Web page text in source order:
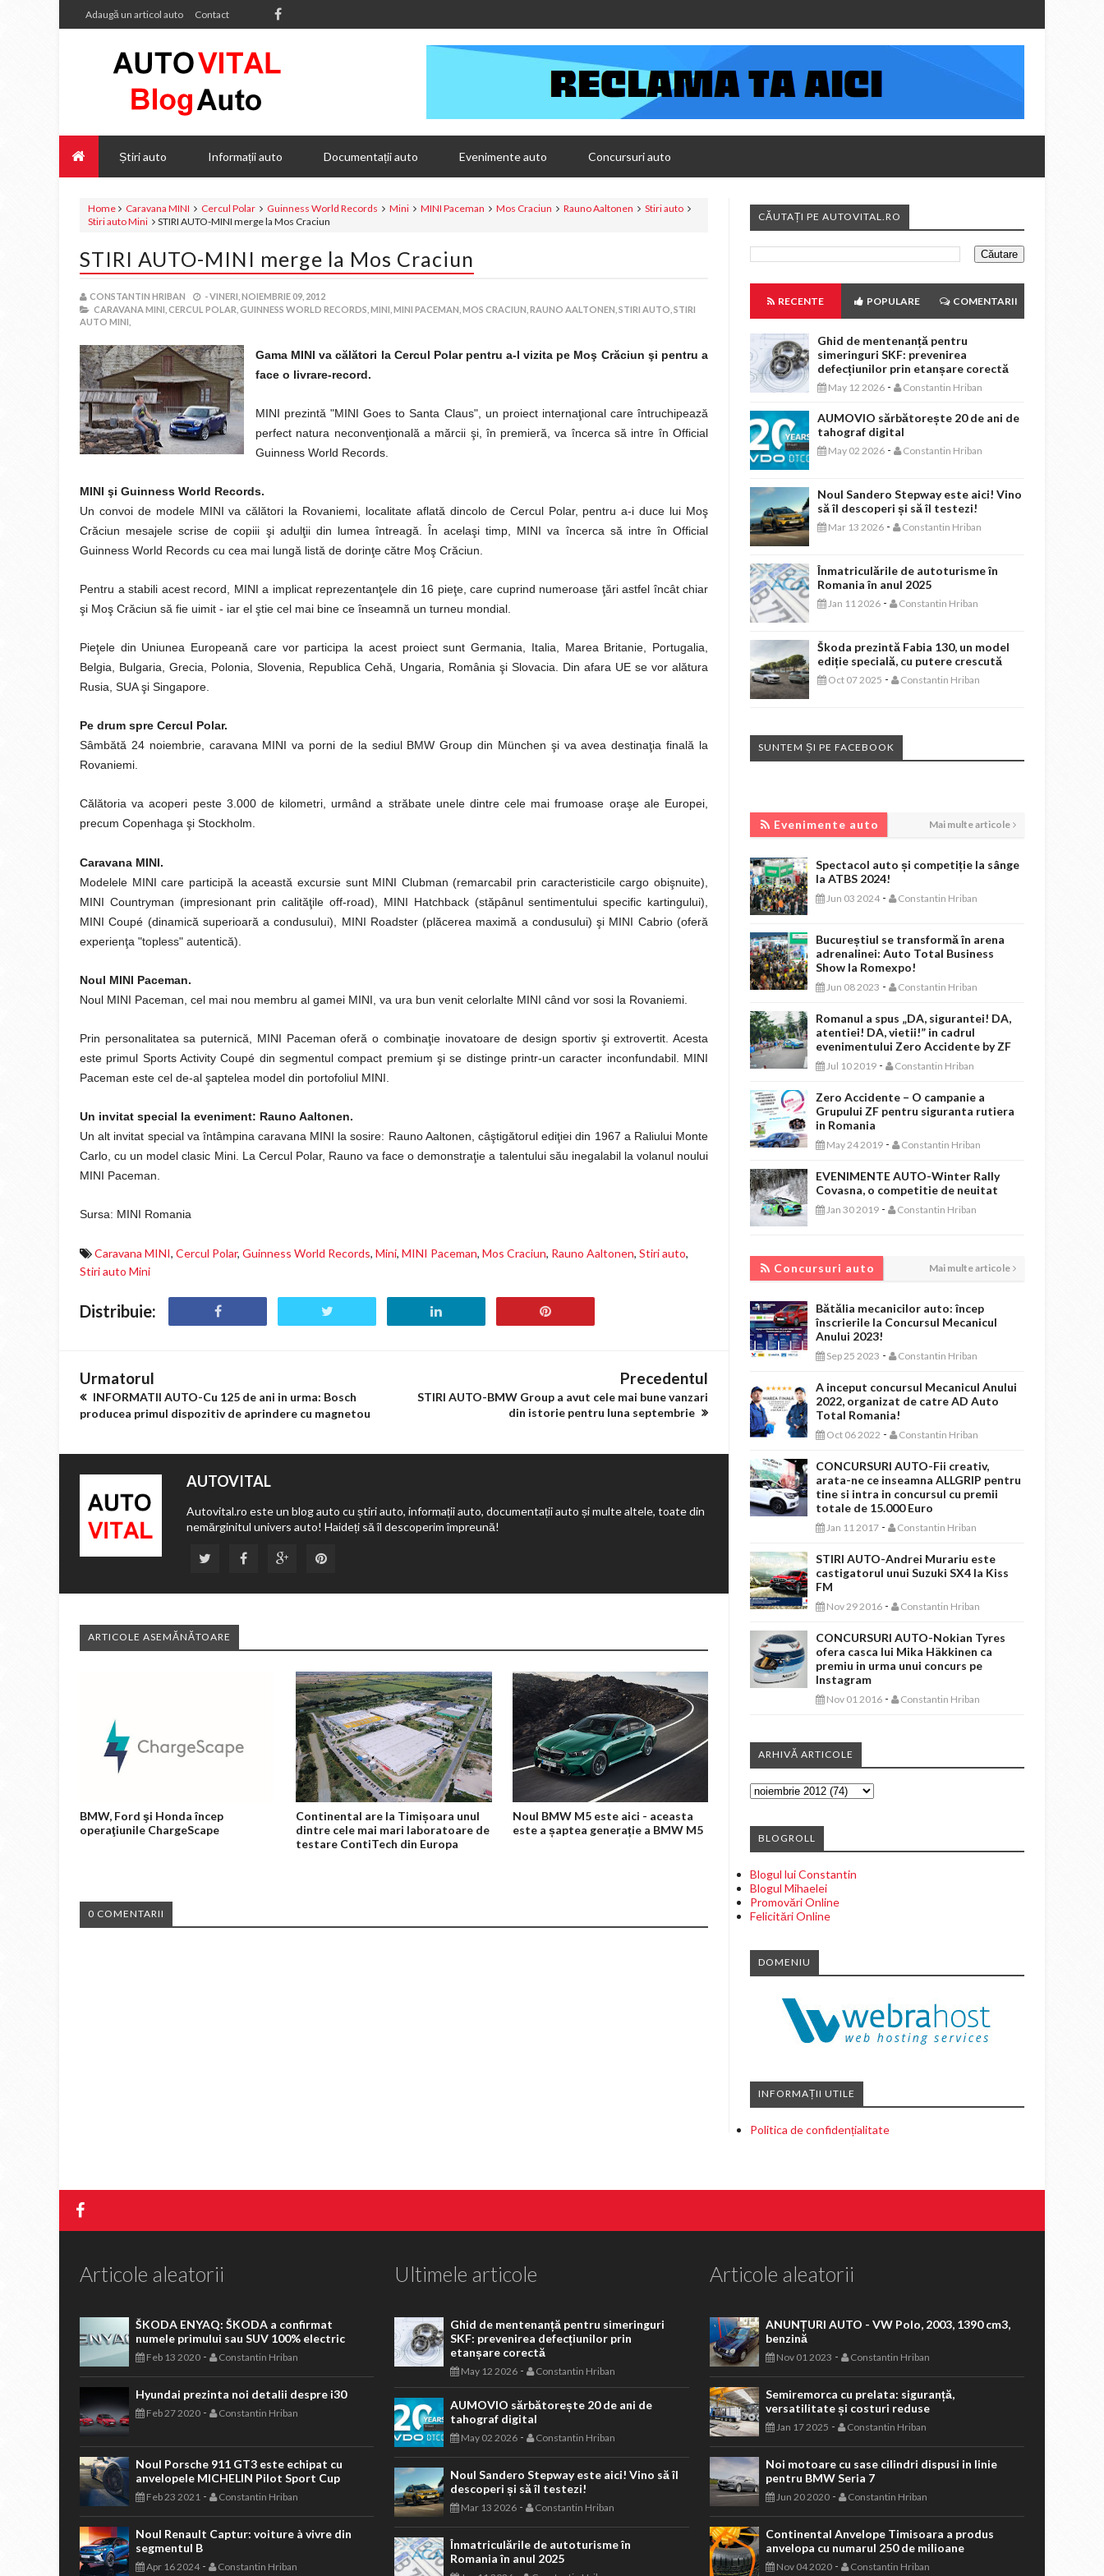
Adaugă un articol auto Contact
Știri auto Informații auto Documentații auto Evenimente auto Concursuri auto
Home Caravana MINI Cercul Polar Guinness World Records Mini MINI Paceman Mos Craciun Rauno Aaltonen
Stiri auto
Stiri auto Mini
STIRI AUTO-MINI merge la Mos Craciun
STIRI AUTO-MINI merge la Mos Craciun
CONSTANTIN HRIBAN -VINERI, NOIEMBRIE 09, 2012
CARAVANA MINI, CERCUL POLAR, GUINNESS WORLD RECORDS, MINI, MINI PACEMAN, MOS CRACIUN, RAUNO AALTONEN, STIRI AUTO, STIRI
AUTO MINI,
Gama MINI va călători la Cercul Polar pentru a-l vizita pe Moş Crăciun şi pentru a
face o livrare-record.
MINI prezintă "MINI Goes to Santa Claus", un proiect internaţional care întruchipează
perfect natura neconvenţională a mărcii şi, în premieră, va încerca să intre în Official
Guinness World Records.
MINI şi Guinness World Records.
Un convoi de modele MINI va călători la Rovaniemi, localitate aflată dincolo de Cercul Polar, pentru a-i duce lui Moş
Crăciun mesajele scrise de copiii şi adulţii din lumea întreagă. În acelaşi timp, MINI va încerca să intre în Official
Guinness World Records cu cea mai lungă listă de dorinţe către Moş Crăciun.
Pentru a stabili acest record, MINI a implicat reprezentanţele din 16 pieţe, care cuprind numeroase ţări astfel încât chiar
şi Moş Crăciun să fie uimit - iar el ştie cel mai bine ce înseamnă un turneu mondial.
Pieţele din Uniunea Europeană care vor participa la acest proiect sunt Germania, Italia, Marea Britanie, Portugalia,
Belgia, Bulgaria, Grecia, Polonia, Slovenia, Republica Cehă, Ungaria, România şi Slovacia. Din afara UE se vor alătura
Rusia, SUA şi Singapore.
Pe drum spre Cercul Polar.
Sâmbătă 24 noiembrie, caravana MINI va porni de la sediul BMW Group din München şi va avea destinaţia finală la
Rovaniemi.
Călătoria va acoperi peste 3.000 de kilometri, urmând a străbate unele dintre cele mai frumoase oraşe ale Europei,
precum Copenhaga şi Stockholm.
Caravana MINI.
Modelele MINI care participă la această excursie sunt MINI Clubman (remarcabil prin caracteristicile cargo obişnuite),
MINI Countryman (impresionant prin calităţile off-road), MINI Hatchback (stăpânul sentimentului specific kartingului),
MINI Coupé (dinamică superioară a condusului), MINI Roadster (plăcerea maximă a condusului) şi MINI Cabrio (oferă
experienţa "topless" autentică).
Noul MINI Paceman.
Noul MINI Paceman, cel mai nou membru al gamei MINI, va ura bun venit celorlalte MINI când vor sosi la Rovaniemi.
Prin personalitatea sa puternică, MINI Paceman oferă o combinaţie inovatoare de design sportiv şi extrovertit. Acesta
este primul Sports Activity Coupé din segmentul compact premium şi se distinge printr-un caracter inconfundabil. MINI
Paceman este cel de-al şaptelea model din portofoliul MINI.
Un invitat special la eveniment: Rauno Aaltonen.
Un alt invitat special va întâmpina caravana MINI la sosire: Rauno Aaltonen, câştigătorul ediţiei din 1967 a Raliului Monte
Carlo, cu un model clasic Mini. La Cercul Polar, Rauno va face o demonstraţie a talentului său inegalabil la volanul noului
MINI Paceman.
Sursa: MINI Romania
Caravana MINI, Cercul Polar, Guinness World Records, Mini, MINI Paceman, Mos Craciun, Rauno Aaltonen, Stiri auto,
Stiri auto Mini
Distribuie:
Urmatorul
INFORMATII AUTO-Cu 125 de ani in urma: Bosch
producea primul dispozitiv de aprindere cu magnetou
Precedentul
STIRI AUTO-BMW Group a avut cele mai bune vanzari
din istorie pentru luna septembrie
AUTOVITAL
Autovital.ro este un blog auto cu știri auto, informații auto, documentații auto și multe altele, toate din
nemărginitul univers auto! Haideți să îl descoperim împreună!
ARTICOLE ASEMĂNĂTOARE
BMW, Ford şi Honda încep
operaţiunile ChargeScape
Continental are la Timișoara unul
dintre cele mai mari laboratoare de
testare ContiTech din Europa
Noul BMW M5 este aici - aceasta
este a șaptea generație a BMW M5
0 COMENTARII
CĂUTAȚI PE AUTOVITAL.RO
RECENTE POPULARE COMENTARII
Ghid de mentenanță pentru
simeringuri SKF: prevenirea
defecțiunilor prin etanșare corectă
May 12 2026 - Constantin Hriban
AUMOVIO sărbătorește 20 de ani de
tahograf digital
May 02 2026 - Constantin Hriban
Noul Sandero Stepway este aici! Vino
să îl descoperi și să îl testezi!
Mar 13 2026 - Constantin Hriban
Înmatriculările de autoturisme în
Romania în anul 2025
Jan 11 2026 - Constantin Hriban
Škoda prezintă Fabia 130, un model
ediție specială, cu putere crescută
Oct 07 2025 - Constantin Hriban
SUNTEM ȘI PE FACEBOOK
Evenimente auto Mai multe articole
Spectacol auto și competiție la sânge
la ATBS 2024!
Jun 03 2024 - Constantin Hriban
Bucureștiul se transformă în arena
adrenalinei: Auto Total Business
Show la Romexpo!
Jun 08 2023 - Constantin Hriban
Romanul a spus „DA, sigurantei! DA,
atentiei! DA, vietii!” in cadrul
evenimentului Zero Accidente by ZF
Jul 10 2019 - Constantin Hriban
Zero Accidente – O campanie a
Grupului ZF pentru siguranta rutiera
in Romania
May 24 2019 - Constantin Hriban
EVENIMENTE AUTO-Winter Rally
Covasna, o competitie de neuitat
Jan 30 2019 - Constantin Hriban
Concursuri auto Mai multe articole
Bătălia mecanicilor auto: încep
înscrierile la Concursul Mecanicul
Anului 2023!
Sep 25 2023 - Constantin Hriban
A inceput concursul Mecanicul Anului
2022, organizat de catre AD Auto
Total Romania!
Oct 06 2022 - Constantin Hriban
CONCURSURI AUTO-Fii creativ,
arata-ne ce inseamna ALLGRIP pentru
tine si intra in concursul cu premii
totale de 15.000 Euro
Jan 11 2017 - Constantin Hriban
STIRI AUTO-Andrei Murariu este
castigatorul unui Suzuki SX4 la Kiss
FM
Nov 29 2016 - Constantin Hriban
CONCURSURI AUTO-Nokian Tyres
ofera casca lui Mika Häkkinen ca
premiu in urma unui concurs pe
Instagram
Nov 01 2016 - Constantin Hriban
ARHIVĂ ARTICOLE
BLOGROLL
Blogul lui Constantin
Blogul Mihaelei
Promovări Online
Felicitări Online
DOMENIU
INFORMAȚII UTILE
Politica de confidențialitate
Articole aleatorii
ŠKODA ENYAQ: ŠKODA a confirmat
numele primului sau SUV 100% electric
Feb 13 2020 - Constantin Hriban
Hyundai prezinta noi detalii despre i30
Feb 27 2020 - Constantin Hriban
Noul Porsche 911 GT3 este echipat cu
anvelopele MICHELIN Pilot Sport Cup
Feb 23 2021 - Constantin Hriban
Noul Renault Captur: voiture à vivre din
segmentul B
Apr 16 2024- Constantin Hriban
Ultimele articole
Ghid de mentenanță pentru simeringuri
SKF: prevenirea defecțiunilor prin
etanșare corectă
May 12 2026 - Constantin Hriban
AUMOVIO sărbătorește 20 de ani de
tahograf digital
May 02 2026 - Constantin Hriban
Noul Sandero Stepway este aici! Vino să îl
descoperi și să îl testezi!
Mar 13 2026 - Constantin Hriban
Înmatriculările de autoturisme în
Romania în anul 2025
Articole aleatorii
ANUNȚURI AUTO - VW Polo, 2003, 1390 cm3,
benzină
Nov 01 2023 - Constantin Hriban
Semiremorca cu prelata: siguranță,
versatilitate și costuri reduse
Jan 17 2025 - Constantin Hriban
Noi motoare cu sase cilindri dispusi in linie
pentru BMW Seria 7
Jun 20 2020- Constantin Hriban
Continental Anvelope Timisoara a produs
anvelopa cu numarul 250 de milioane
Nov 04 2020- Constantin Hriban